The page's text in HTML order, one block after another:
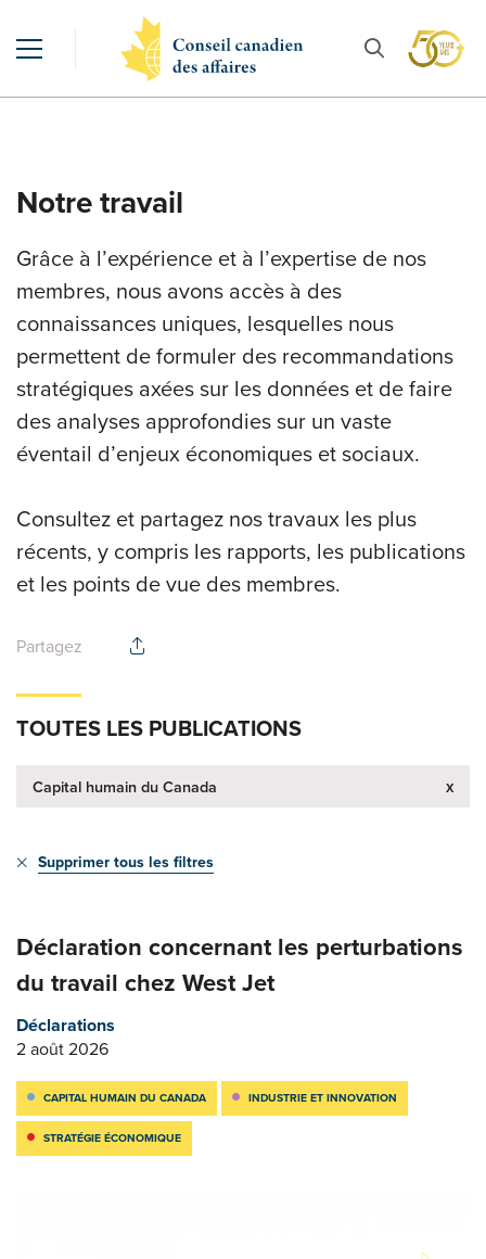
Notre travail
Grâce à l’expérience et à l’expertise de nos
membres, nous avons accès à des
connaissances uniques, lesquelles nous
permettent de formuler des recommandations
stratégiques axées sur les données et de faire
des analyses approfondies sur un vaste
éventail d’enjeux économiques et sociaux.
Consultez et partagez nos travaux les plus
récents, y compris les rapports, les publications
et les points de vue des membres.
Partagez
TOUTES LES PUBLICATIONS
Capital humain du Canada x
Supprimer tous les filtres
Déclaration concernant les perturbations
du travail chez West Jet
Déclarations
2 août 2026
CAPITAL HUMAIN DU CANADA INDUSTRIE ET INNOVATION
STRATÉGIE ÉCONOMIQUE